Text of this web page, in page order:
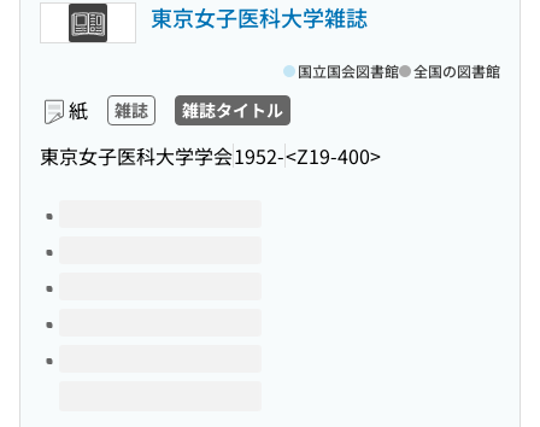
東京女子医科大学雑誌
紙 雑誌 雑誌タイトル
東京女子医科大学学会1952-<Z19-400>
国立国会図書館 全国の図書館
このタイトルの巻号